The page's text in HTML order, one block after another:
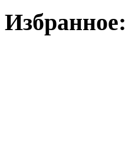
Избранное: